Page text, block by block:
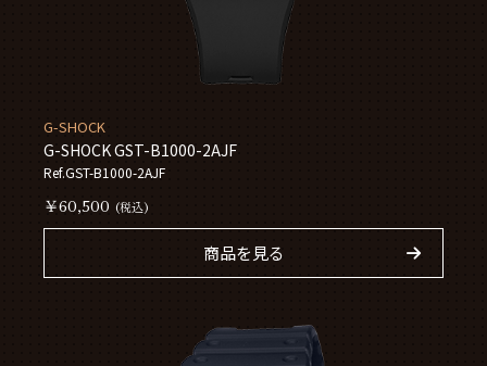
G-SHOCK
G-SHOCK GST-B1000-2AJF
Ref.GST-B1000-2AJF
￥60,500 (税込)
商品を見る